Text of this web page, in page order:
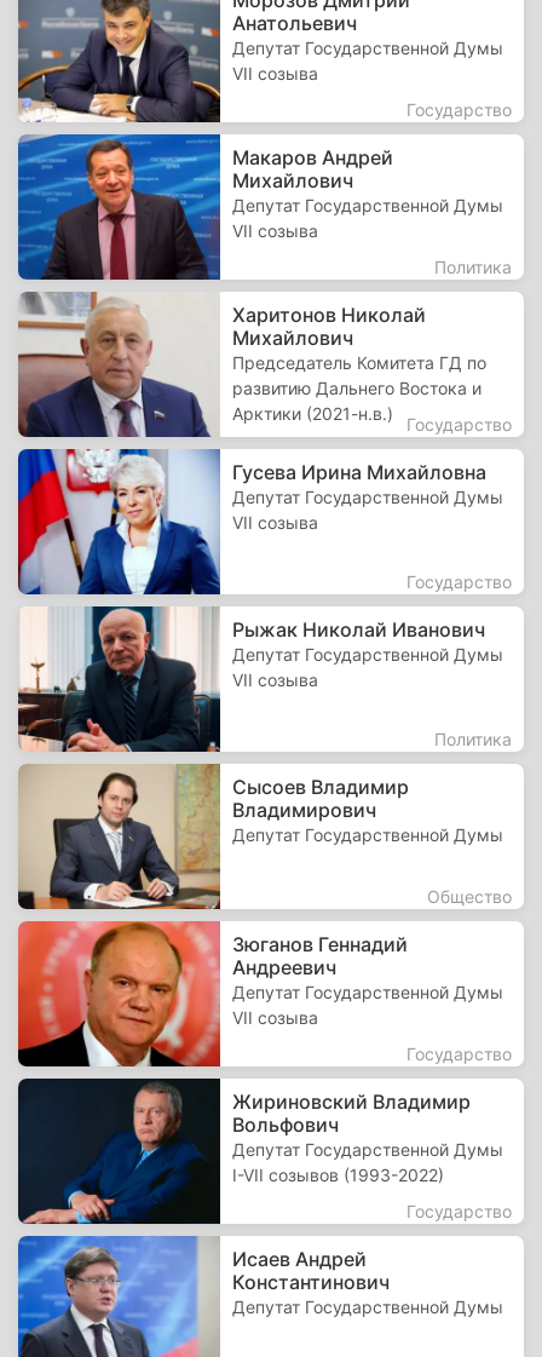
Анатольевич
Депутат Государственной Думы
VII созыва
Государство
Макаров Андрей
Михайлович
Депутат Государственной Думы
VII созыва
Политика
Харитонов Николай
Михайлович
Председатель Комитета ГД по
развитию Дальнего Востока и
Арктики (2021-н.в.)
Государство
Гусева Ирина Михайловна
Депутат Государственной Думы
VII созыва
Государство
Рыжак Николай Иванович
Депутат Государственной Думы
VII созыва
Политика
Сысоев Владимир
Владимирович
Депутат Государственной Думы
Общество
Зюганов Геннадий
Андреевич
Депутат Государственной Думы
VII созыва
Государство
Жириновский Владимир
Вольфович
Депутат Государственной Думы
I-VII созывов (1993-2022)
Государство
Исаев Андрей
Константинович
Депутат Государственной Думы